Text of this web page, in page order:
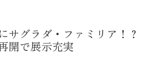
サグラダ・ファミリア！？
開で展示充実